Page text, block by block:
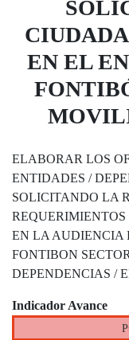
EN EL
ELABORAR LOS
ENTIDADES /
SOLICITANDO LA
EN LA AUDIENCIA
FONTIBON
DEPENDENCIAS /
Indicador Avance